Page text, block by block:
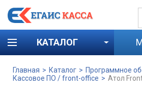
+7
КАТАЛОГ
Главная > Каталог > Программное
Кассовое ПО / front-office > Атол